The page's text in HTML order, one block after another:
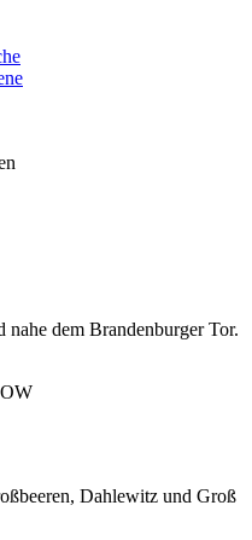
nahe dem Brandenburger Tor.
Dahlewitz und Groß